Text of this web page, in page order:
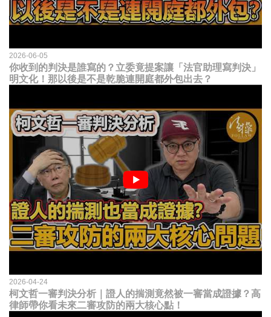
2026-06-05
你收到的判決是誰寫的？立委竟提案讓「法官助理寫判決」
明文化！那以後是不是乾脆連開庭都外包出去？
2026-04-24
柯文哲一審判決分析｜證人的揣測竟然被一審當成證據？高
律師帶你看未來二審攻防的兩大核心點！